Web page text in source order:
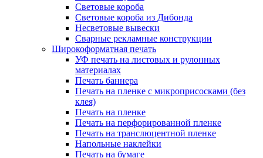
Световые короба
Световые короба из Дибонда
Несветовые вывески
Сварные рекламные конструкции
Широкоформатная печать
УФ печать на листовых и рулонных
материалах
Печать баннера
Печать на пленке с микроприсосками (без
клея)
Печать на пленке
Печать на перфорированной пленке
Печать на транслюцентной пленке
Напольные наклейки
Печать на бумаге